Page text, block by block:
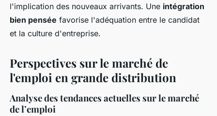
l'implication des nouveaux arrivants. Une intégration
bien pensée favorise l'adéquation entre le candidat
et la culture d'entreprise.
Perspectives sur le marché de
l'emploi en grande distribution
Analyse des tendances actuelles sur le marché
de l’emploi